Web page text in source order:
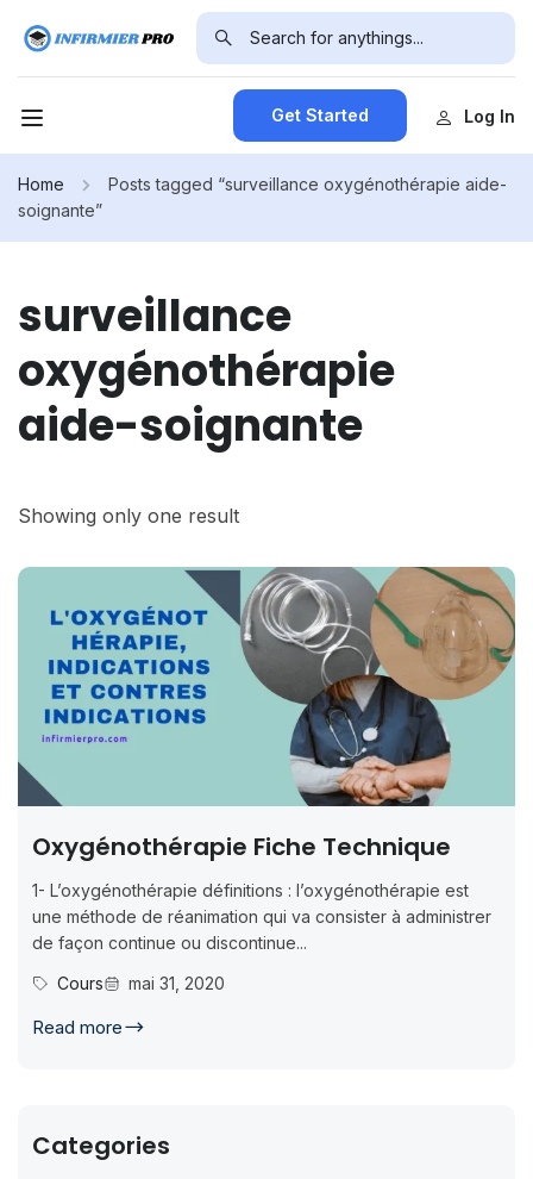
Get Started Log In
Home
Posts tagged “surveillance oxygénothérapie aide-
soignante”
surveillance
oxygénothérapie
aide-soignante
Showing only one result
Oxygénothérapie Fiche Technique
1- L’oxygénothérapie définitions : l’oxygénothérapie est
une méthode de réanimation qui va consister à administrer
de façon continue ou discontinue...
Cours
mai 31, 2020
Read more
Categories